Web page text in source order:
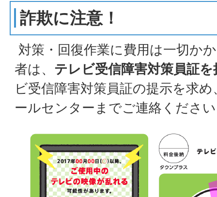
詐欺に注意！
対策・回復作業に費用は一切か
者は、 テレビ受信障害対策員証を
ビ受信障害対策員証の提示を求
ールセンターまでご連絡くださ